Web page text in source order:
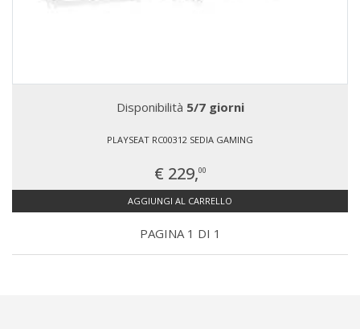
Disponibilità 5/7 giorni
PLAYSEAT RC00312 SEDIA GAMING
€ 229,00
AGGIUNGI AL CARRELLO
PAGINA 1 DI 1